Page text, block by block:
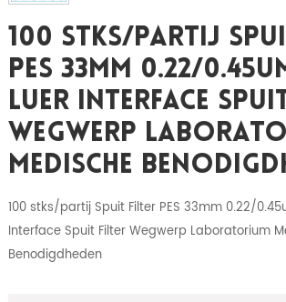
100 Stks/partij
PES 33mm 0.22/
Luer Interface
Wegwerp
Medische
100 stks/partij Spuit Filter PES 33mm 0.22/
Interface Spuit Filter Wegwerp Laboratorium
Benodigdheden